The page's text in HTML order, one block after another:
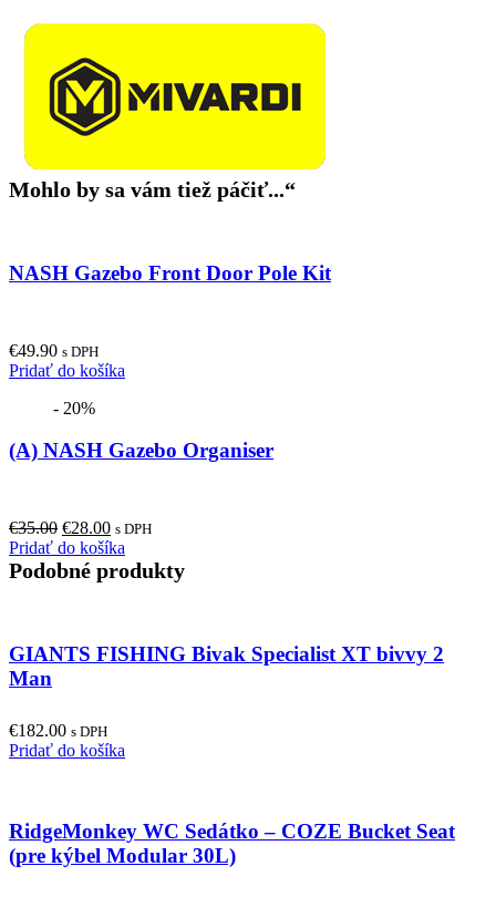
Mohlo by sa vám tiež páčiť...“
NASH Gazebo Front Door Pole Kit
€49.90 s DPH
Pridať do košíka
- 20%
(A) NASH Gazebo Organiser
€35.00 Original
price
was:
€35.00.
€28.00Current
price
is:
s DPH
Pridať do košíka
Podobné produkty
GIANTS FISHING Bivak Specialist XT bivvy 2
Man
€182.00 s DPH
Pridať do košíka
RidgeMonkey WC Sedátko – COZE Bucket Seat
(pre kýbel Modular 30L)